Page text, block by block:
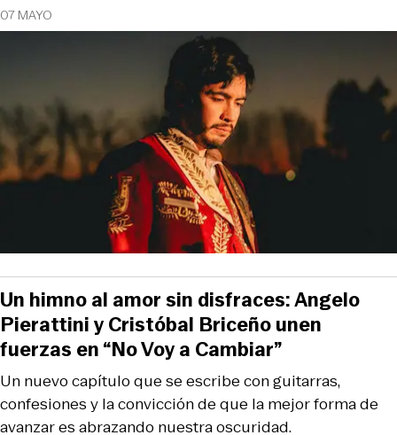
07 MAYO
Un nuevo capítulo que se escribe con guitarras,
confesiones y la convicción de que la mejor forma de
avanzar es abrazando nuestra oscuridad.
Un himno al amor sin disfraces: Angelo
Pierattini y Cristóbal Briceño unen
fuerzas en “No Voy a Cambiar”